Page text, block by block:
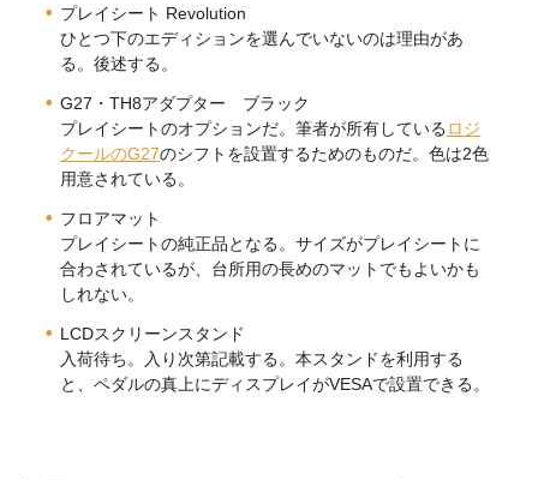
プレイシート Revolution
ひとつ下のエディションを選んでいないのは理由があ
る。後述する。
G27・TH8アダプター ブラック
プレイシートのオプションだ。筆者が所有している ロジ
クールのG27のシフトを設置するためのものだ。色は2色
用意されている。
フロアマット
プレイシートの純正品となる。サイズがプレイシートに
合わされているが、台所用の長めのマットでもよいかも
しれない。
LCDスクリーンスタンド
入荷待ち。入り次第記載する。本スタンドを利用する
と、ペダルの真上にディスプレイがVESAで設置できる。